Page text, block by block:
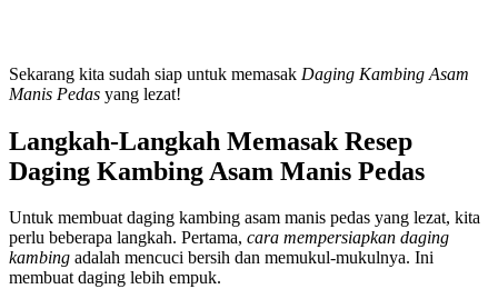
Sekarang kita sudah siap untuk memasak Daging Kambing Asam
Manis Pedas yang lezat!
Langkah-Langkah Memasak Resep
Daging Kambing Asam Manis Pedas
Untuk membuat daging kambing asam manis pedas yang lezat, kita
perlu beberapa langkah. Pertama, cara mempersiapkan daging
kambing adalah mencuci bersih dan memukul-mukulnya. Ini
membuat daging lebih empuk.